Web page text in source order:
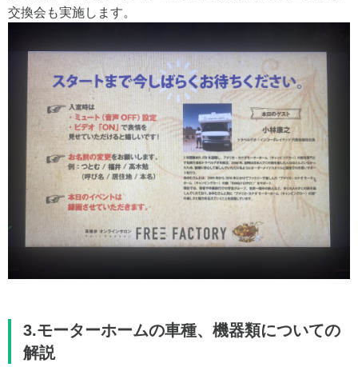
交換会も実施します。
3.モーターホームの車種、機器類についての
解説